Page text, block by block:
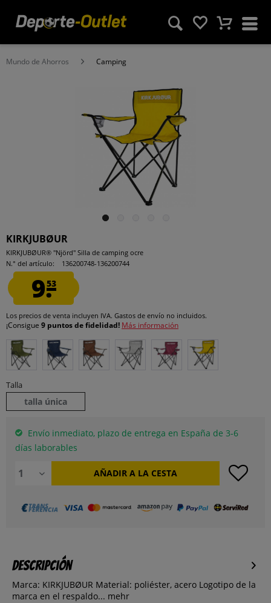
Mundo de Ahorros Camping
KIRKJUBØUR
KIRKJUBØUR® "Njörd" Silla de camping ocre
N.° del artículo:
136200748-136200744
9.53
Los precios de venta incluyen IVA. Gastos de envío no incluidos.
¡Consigue 9 puntos de fidelidad! Más información
Talla
talla única
Envío inmediato, plazo de entrega en España de 3-6
días laborables
AÑADIR A LA CESTA
Descripción
Marca: KIRKJUBØUR Material: poliéster, acero Logotipo de la
marca en el respaldo... mehr